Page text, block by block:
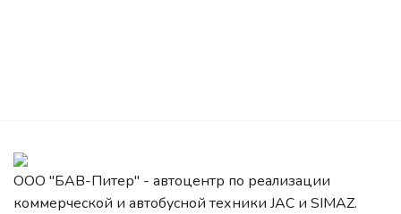
ООО "БАВ-Питер" - автоцентр по реализации
коммерческой и автобусной техники JAC и SIMAZ.